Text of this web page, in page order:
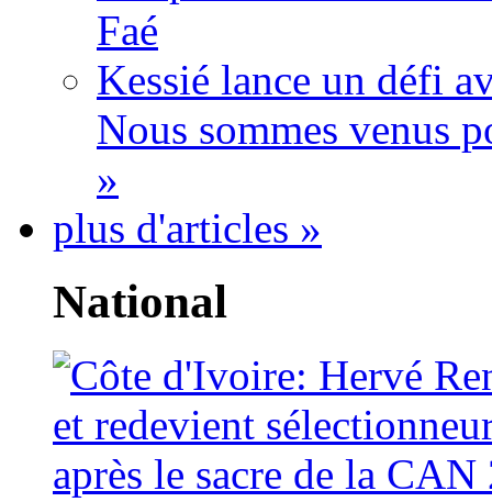
Faé
Kessié lance un défi
Nous sommes venus
»
plus d'articles »
National